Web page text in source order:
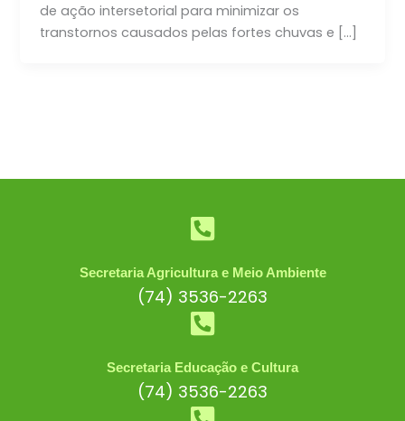
de ação intersetorial para minimizar os
transtornos causados pelas fortes chuvas e […]
Secretaria Agricultura e Meio Ambiente
(74) 3536-2263
Secretaria Educação e Cultura
(74) 3536-2263